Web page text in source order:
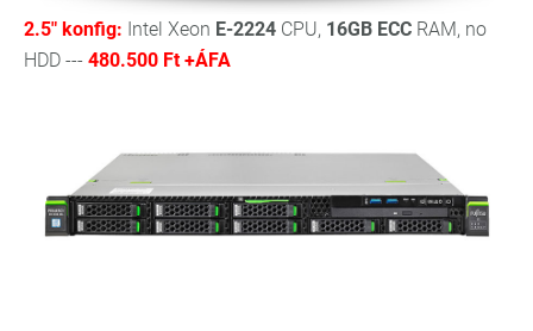
2.5" konfig: Intel Xeon E-2224 CPU, 16GB ECC RAM, no
HDD --- 480.500 Ft +ÁFA